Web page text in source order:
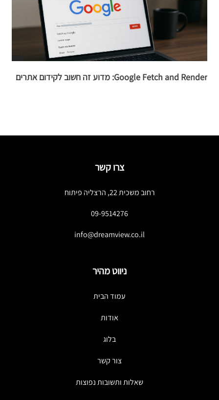
Google Fetch and Render: מדוע זה חשוב לקידום אתרים
צרו קשר
רחוב משכית 22, הרצליה פיתוח
09-9514276
info@dreamview.co.il
ניווט מהיר
עמוד הבית
אודות
בלוג
צור קשר
שאלות ותשובות נפוצות